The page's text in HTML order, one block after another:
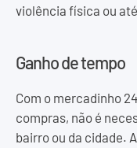
violência física ou
Ganho de tempo
Com o mercadinho
compras, não é
bairro ou da cidade.